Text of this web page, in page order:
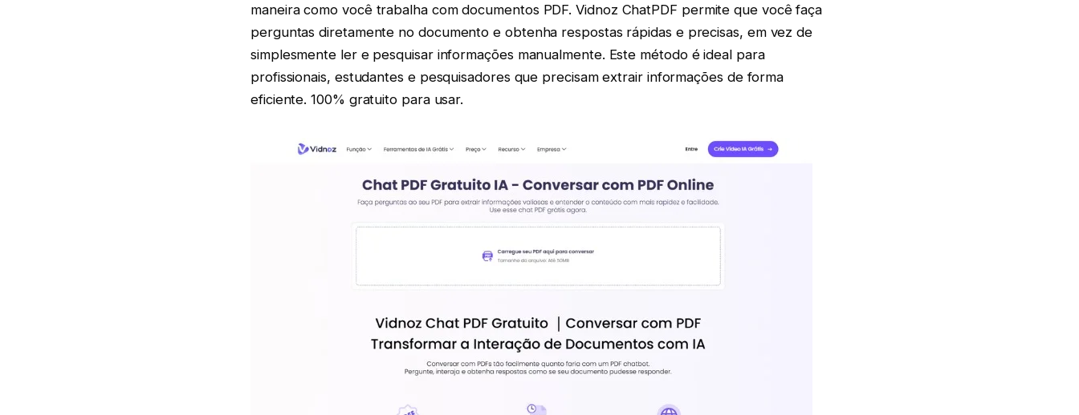
maneira como você trabalha com documentos PDF. Vidnoz ChatPDF permite que você faça
perguntas diretamente no documento e obtenha respostas rápidas e precisas, em vez de
simplesmente ler e pesquisar informações manualmente. Este método é ideal para
profissionais, estudantes e pesquisadores que precisam extrair informações de forma
eficiente. 100% gratuito para usar.